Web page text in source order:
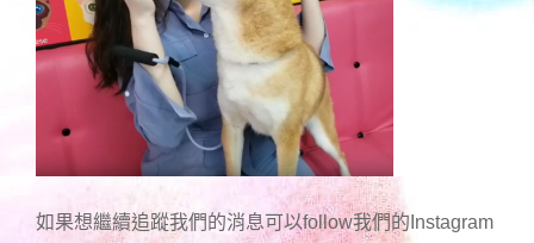
如果想繼續追蹤我們的消息可以follow我們的Instagram